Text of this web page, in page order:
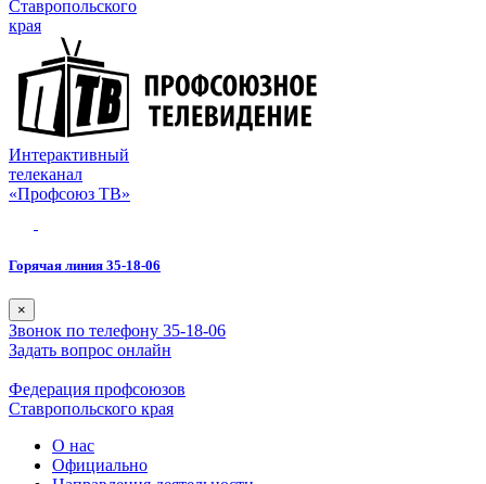
Ставропольского
края
Интерактивный
телеканал
«Профсоюз ТВ»
Горячая линия 35-18-06
×
Звонок по телефону 35-18-06
Задать вопрос онлайн
Федерация профсоюзов
Ставропольского края
О нас
Официально